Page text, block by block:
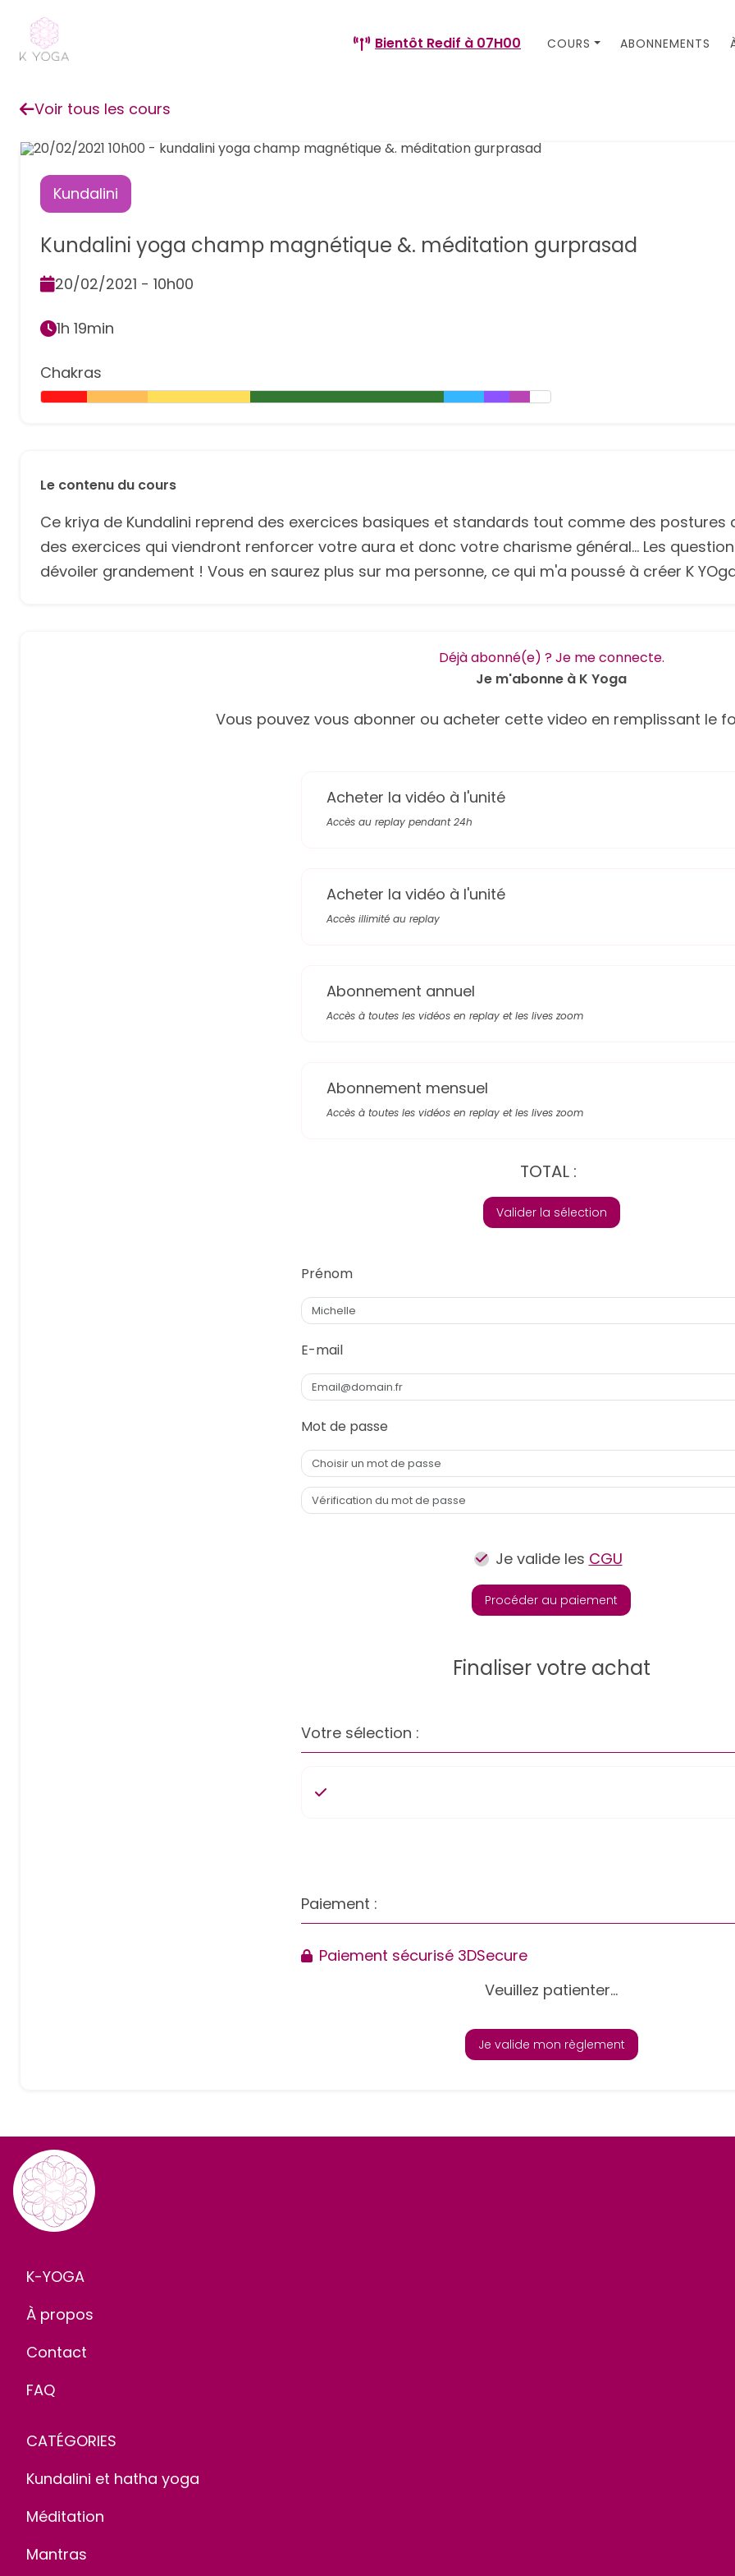
Bientôt Redif à 07H00 COURS ABONNEMENTS
Voir tous les cours
Kundalini
Chakras
Kundalini yoga champ magnétique &. méditation gurprasad
20/02/2021 - 10h00
1h 19min
Le contenu du cours
Ce kriya de Kundalini reprend des exercices basiques et standards tout comme des
des exercices qui viendront renforcer votre aura et donc votre charisme général... Les
dévoiler grandement ! Vous en saurez plus sur ma personne, ce qui m'a poussé à créer K
Déjà abonné(e) ? Je me connecte.
Je m'abonne à K Yoga
Vous pouvez vous abonner ou acheter cette video en remplissant le
Acheter la vidéo à l'unité
Accès au replay pendant 24h
Acheter la vidéo à l'unité
Accès illimité au replay
Abonnement annuel
Accès à toutes les vidéos en replay et les lives zoom
Abonnement mensuel
Accès à toutes les vidéos en replay et les lives zoom
TOTAL :
Valider la sélection
Prénom
E-mail
Mot de passe
Je valide les CGU
Procéder au paiement
Finaliser votre achat
Votre sélection :
Paiement :
Paiement sécurisé 3DSecure
Veuillez patienter...
Je valide mon règlement
K-YOGA
À propos
Contact
FAQ
CATÉGORIES
Kundalini et hatha yoga
Méditation
Mantras